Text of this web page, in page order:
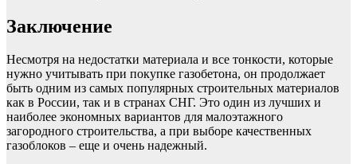
Заключение
Несмотря на недостатки материала и все тонкости, которые
нужно учитывать при покупке газобетона, он продолжает
быть одним из самых популярных строительных материалов
как в России, так и в странах СНГ. Это один из лучших и
наиболее экономных вариантов для малоэтажного
загородного строительства, а при выборе качественных
газоблоков – еще и очень надежный.